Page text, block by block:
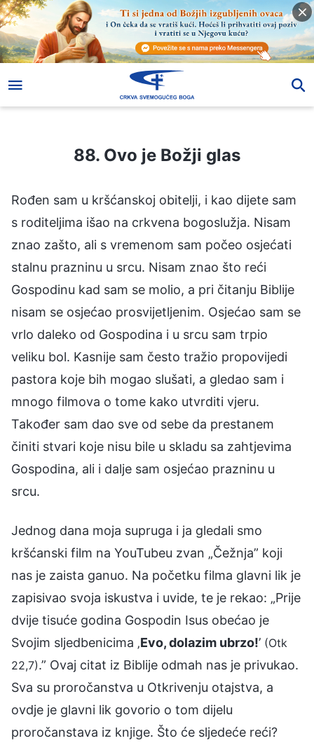
88. Ovo je Božji glas
Rođen sam u kršćanskoj obitelji, i kao dijete sam
s roditeljima išao na crkvena bogoslužja. Nisam
znao zašto, ali s vremenom sam počeo osjećati
stalnu prazninu u srcu. Nisam znao što reći
Gospodinu kad sam se molio, a pri čitanju Biblije
nisam se osjećao prosvijetljenim. Osjećao sam se
vrlo daleko od Gospodina i u srcu sam trpio
veliku bol. Kasnije sam često tražio propovijedi
pastora koje bih mogao slušati, a gledao sam i
mnogo filmova o tome kako utvrditi vjeru.
Također sam dao sve od sebe da prestanem
činiti stvari koje nisu bile u skladu sa zahtjevima
Gospodina, ali i dalje sam osjećao prazninu u
srcu.
Jednog dana moja supruga i ja gledali smo
kršćanski film na YouTubeu zvan „Čežnja” koji
nas je zaista ganuo. Na početku filma glavni lik je
zapisivao svoja iskustva i uvide, te je rekao: „Prije
dvije tisuće godina Gospodin Isus obećao je
Svojim sljedbenicima ‚Evo, dolazim ubrzo!’ (Otk
22,7).” Ovaj citat iz Biblije odmah nas je privukao.
Sva su proročanstva u Otkrivenju otajstva, a
ovdje je glavni lik govorio o tom dijelu
proročanstava iz knjige. Što će sljedeće reći?